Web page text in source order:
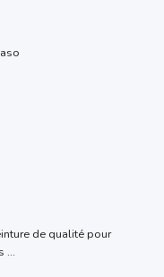
de qualité pour
...